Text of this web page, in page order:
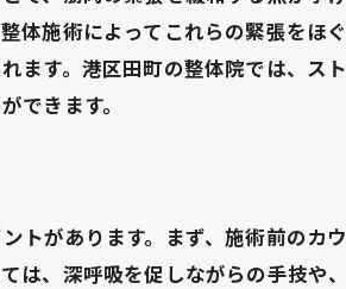
重要性
ための整体活用法
性的な痛みに効く理由
減するプロセス
る施術の特徴
体施術によってこれらの緊張をほ
ます。港区田町の整体院では、ス
できます。
トがあります。まず、施術前のカ
は、深呼吸を促しながらの手技や